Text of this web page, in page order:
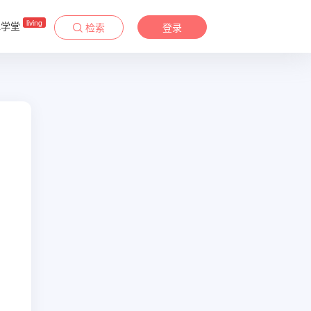
学堂 living 检索 登录